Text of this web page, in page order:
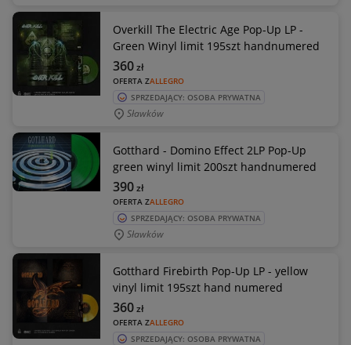
Overkill The Electric Age Pop-Up LP -
Green Winyl limit 195szt handnumered
OFERTA ZALLEGRO
360zł
SPRZEDAJĄCY: OSOBA PRYWATNA
Sławków
Gotthard - Domino Effect 2LP Pop-Up
green winyl limit 200szt handnumered
OFERTA ZALLEGRO
390zł
SPRZEDAJĄCY: OSOBA PRYWATNA
Sławków
Gotthard Firebirth Pop-Up LP - yellow
vinyl limit 195szt hand numered
OFERTA ZALLEGRO
360zł
SPRZEDAJĄCY: OSOBA PRYWATNA